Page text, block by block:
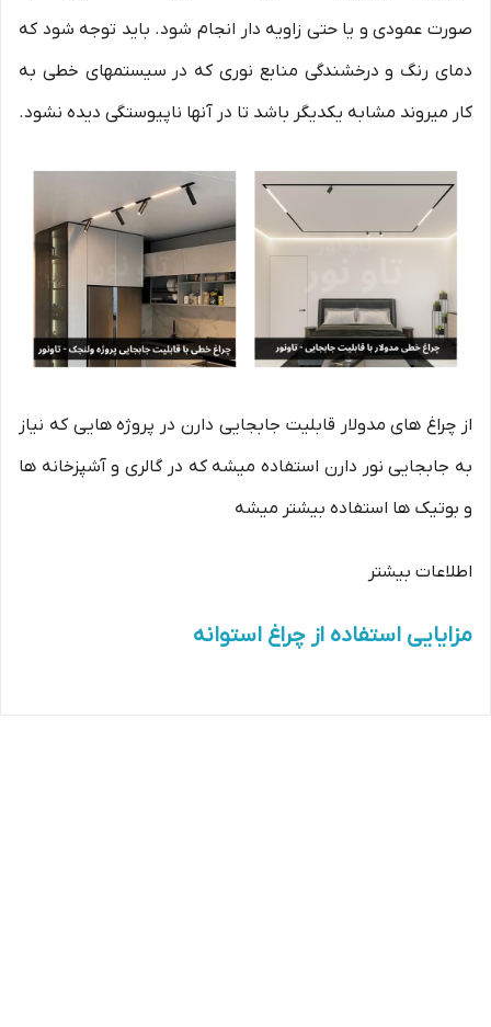
صورت عمودی و یا حتی زاویه دار انجام شود. باید توجه شود که
دمای رنگ و درخشندگی منابع نوری که در سیستمهای خطی به
کار میروند مشابه یکدیگر باشد تا در آنها ناپیوستگی دیده نشود.
از چراغ های مدولار قابلیت جابجایی دارن در پروژه هایی که نیاز
به جابجایی نور دارن استفاده میشه که در گالری و آشپزخانه ها
و بوتیک ها استفاده بیشتر میشه
اطلاعات بیشتر
مزایایی استفاده از چراغ استوانه